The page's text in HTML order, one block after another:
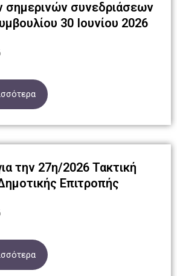
σημερινών συνεδριάσεων
30 Ιουνίου 2026
την 27η/2026 Τακτική
Επιτροπής